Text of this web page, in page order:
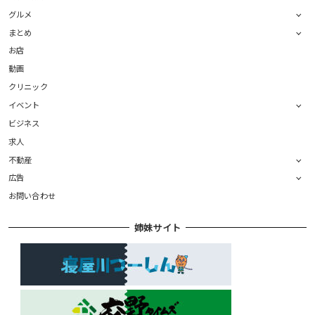
グルメ
まとめ
お店
動画
クリニック
イベント
ビジネス
求人
不動産
広告
お問い合わせ
姉妹サイト